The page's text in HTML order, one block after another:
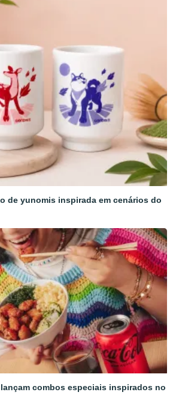
de yunomis inspirada em cenários do
combos especiais inspirados no